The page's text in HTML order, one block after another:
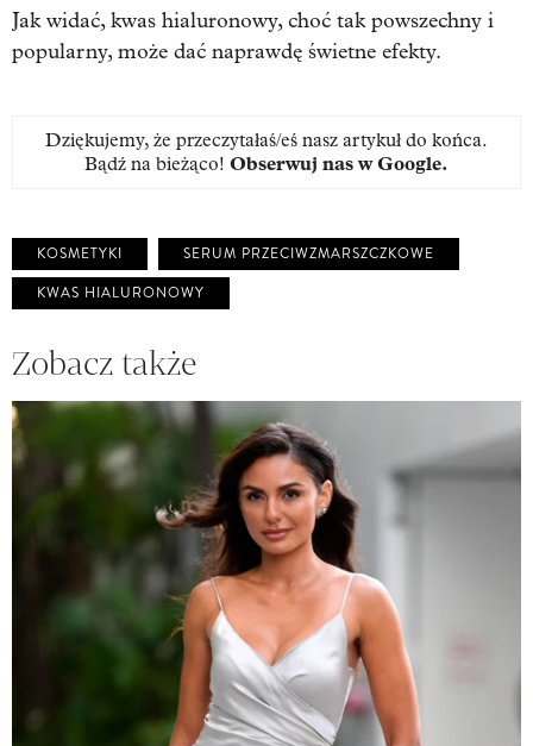
Jak widać, kwas hialuronowy, choć tak powszechny i
popularny, może dać naprawdę świetne efekty.
Dziękujemy, że przeczytałaś/eś nasz artykuł do końca.
Bądź na bieżąco! Obserwuj nas w Google.
KOSMETYKI
SERUM PRZECIWZMARSZCZKOWE
KWAS HIALURONOWY
Zobacz także